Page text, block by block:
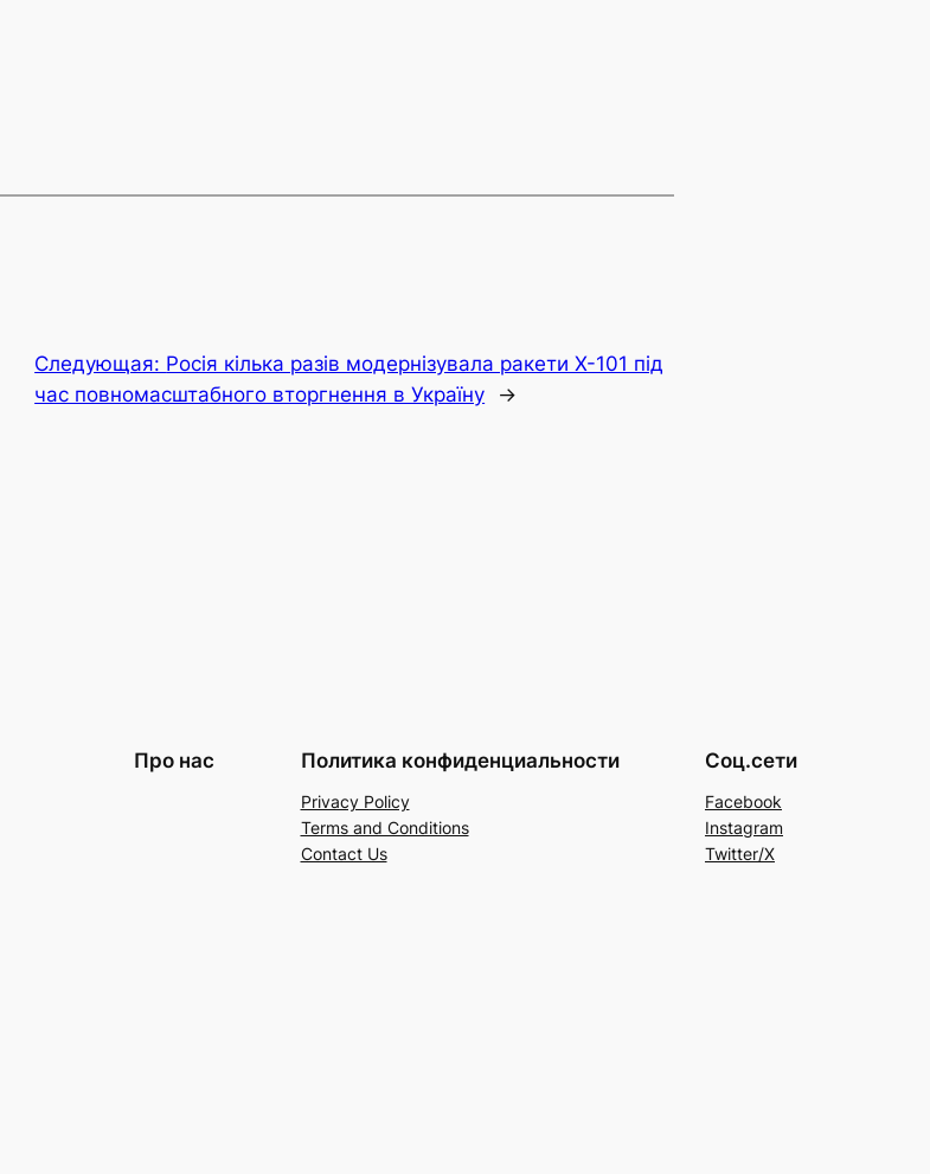
Следующая: Росія кілька разів модернізувала ракети Х-101 під
час повномасштабного вторгнення в Україну
→
Про нас Политика конфиденциальности
Privacy Policy
Terms and Conditions
Contact Us
Соц.сети
Facebook
Instagram
Twitter/X